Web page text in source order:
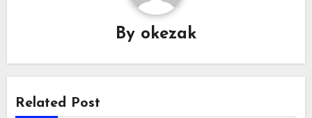
By okezak
Related Post